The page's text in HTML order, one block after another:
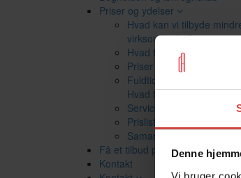
Denne
Priser og ydelser
Hvad kan vi tilbyde
virksomheder?
Hvad tilbyder vi mindre
Priser for mindre
Fuldtidsbogholder eller
Hvad tilbyder vi større
Serviceydelser til større
Prisliste for alle vores
Samarbejdsbetingelser
Få et tilbud på din løsning
Kontakt